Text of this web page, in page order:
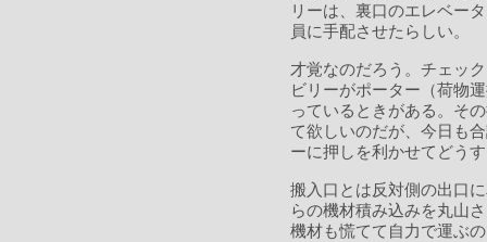
リーは、裏口のエレベー
員に手配させたらしい。
才覚なのだろう。チェッ
ビリーがポーター（荷物
っているときがある。そ
て欲しいのだが、今日も
ーに押しを利かせてどう
搬入口とは反対側の出口
らの機材積み込みを丸山
機材も慌てて自力で運ぶ